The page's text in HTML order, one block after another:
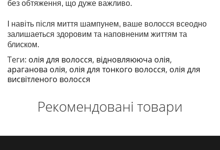
без обтяження, що дуже важливо.
І навіть після миття шампунем, ваше волосся всеодно
залишаеться здоровим та наповненим життям та
блиском.
Теги: олія для волосся, відновляююча олія,
араганова олія, олія для тонкого волосся, олія для
висвітленого волосся
Рекомендовані товари